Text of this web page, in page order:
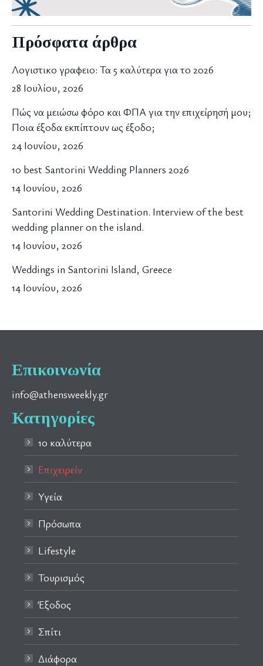
Πρόσφατα άρθρα
Λογιστικο γραφειο: Τα 5 καλύτερα για το 2026
28 Ιουλίου, 2026
Πώς να μειώσω φόρο και ΦΠΑ για την επιχείρησή μου;
Ποια έξοδα εκπίπτουν ως έξοδο;
24 Ιουνίου, 2026
10 best Santorini Wedding Planners 2026
14 Ιουνίου, 2026
Santorini Wedding Destination. Interview of the best
wedding planner on the island.
14 Ιουνίου, 2026
Weddings in Santorini Island, Greece
14 Ιουνίου, 2026
Επικοινωνία
info@athensweekly.gr
Κατηγορίες
10 καλύτερα
Επιχειρείν
Υγεία
Πρόσωπα
Lifestyle
Τουρισμός
Έξοδος
Σπίτι
Διάφορα